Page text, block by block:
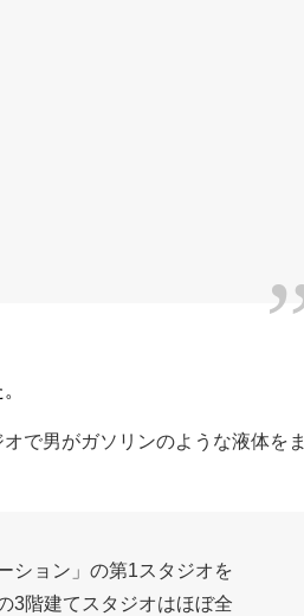
で男がガソリンのような液体をま
ション」の第1スタジオを
3階建てスタジオはほぼ全